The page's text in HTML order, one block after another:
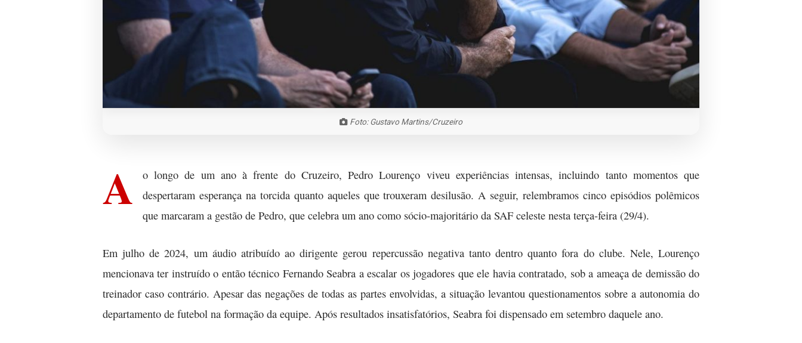
Foto: Gustavo Martins/Cruzeiro
A
o longo de um ano à frente do Cruzeiro, Pedro Lourenço viveu experiências intensas, incluindo tanto momentos que
despertaram esperança na torcida quanto aqueles que trouxeram desilusão. A seguir, relembramos cinco episódios polêmicos
que marcaram a gestão de Pedro, que celebra um ano como sócio-majoritário da SAF celeste nesta terça-feira (29/4).
Em julho de 2024, um áudio atribuído ao dirigente gerou repercussão negativa tanto dentro quanto fora do clube. Nele, Lourenço
mencionava ter instruído o então técnico Fernando Seabra a escalar os jogadores que ele havia contratado, sob a ameaça de demissão do
treinador caso contrário. Apesar das negações de todas as partes envolvidas, a situação levantou questionamentos sobre a autonomia do
departamento de futebol na formação da equipe. Após resultados insatisfatórios, Seabra foi dispensado em setembro daquele ano.